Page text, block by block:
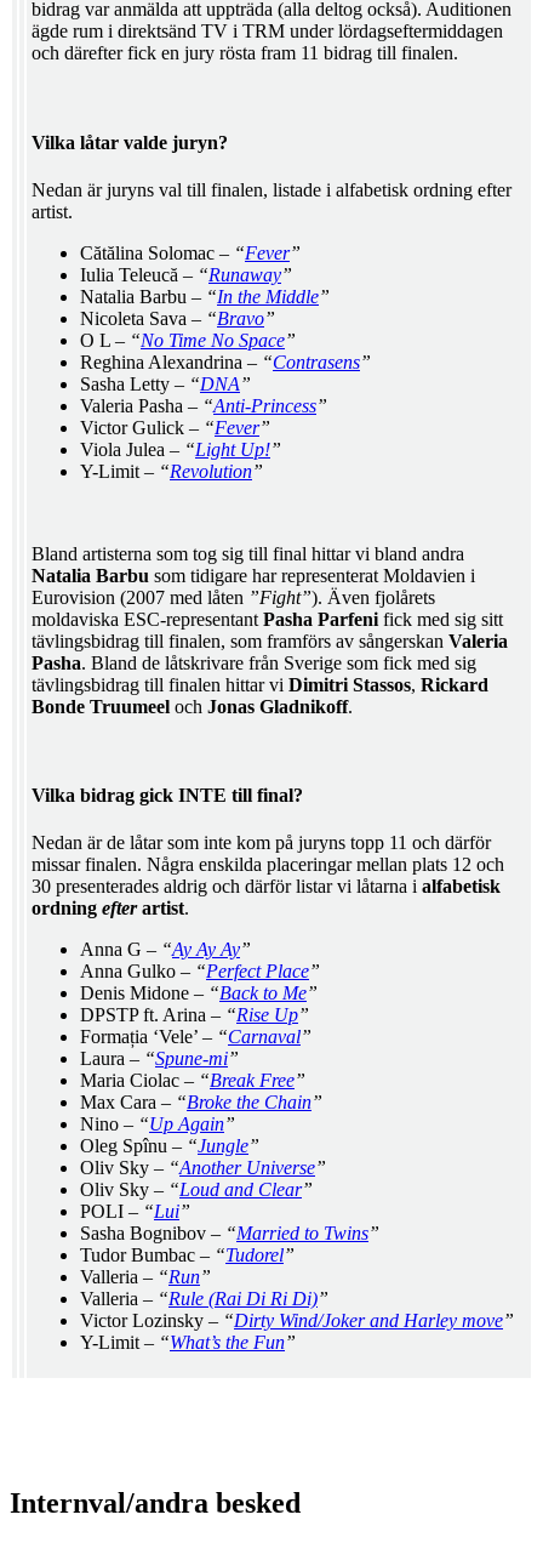
bidrag var anmälda att uppträda (alla deltog också). Auditionen
ägde rum i direktsänd TV i TRM under lördagseftermiddagen
och därefter fick en jury rösta fram 11 bidrag till finalen.
Vilka låtar valde juryn?
Nedan är juryns val till finalen, listade i alfabetisk ordning efter
artist.
Cătălina Solomac – “Fever”
Iulia Teleucă – “Runaway”
Natalia Barbu – “In the Middle”
Nicoleta Sava – “Bravo”
O L – “No Time No Space”
Reghina Alexandrina – “Contrasens”
Sasha Letty – “DNA”
Valeria Pasha – “Anti-Princess”
Victor Gulick – “Fever”
Viola Julea – “Light Up!”
Y-Limit – “Revolution”
Bland artisterna som tog sig till final hittar vi bland andra
Natalia Barbu som tidigare har representerat Moldavien i
Eurovision (2007 med låten ”Fight”). Även fjolårets
moldaviska ESC-representant Pasha Parfeni fick med sig sitt
tävlingsbidrag till finalen, som framförs av sångerskan Valeria
Pasha. Bland de låtskrivare från Sverige som fick med sig
tävlingsbidrag till finalen hittar vi Dimitri Stassos, Rickard
Bonde Truumeel och Jonas Gladnikoff.
Vilka bidrag gick INTE till final?
Nedan är de låtar som inte kom på juryns topp 11 och därför
missar finalen. Några enskilda placeringar mellan plats 12 och
30 presenterades aldrig och därför listar vi låtarna i alfabetisk
ordning efterartist.
Anna G – “Ay Ay Ay”
Anna Gulko – “Perfect Place”
Denis Midone – “Back to Me”
DPSTP ft. Arina – “Rise Up”
Formația ‘Vele’ – “Carnaval”
Laura – “Spune-mi”
Maria Ciolac – “Break Free”
Max Cara – “Broke the Chain”
Nino – “Up Again”
Oleg Spînu – “Jungle”
Oliv Sky – “Another Universe”
Oliv Sky – “Loud and Clear”
POLI – “Lui”
Sasha Bognibov – “Married to Twins”
Tudor Bumbac – “Tudorel”
Valleria – “Run”
Valleria – “Rule (Rai Di Ri Di)”
Victor Lozinsky – “Dirty Wind/Joker and Harley move”
Y-Limit – “What’s the Fun”
Internval/andra besked